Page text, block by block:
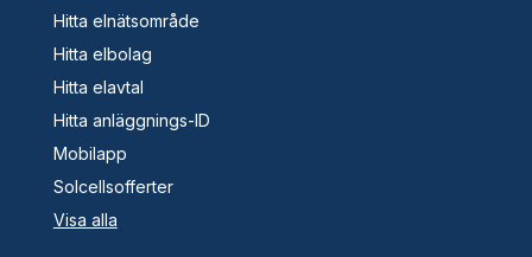
Hitta elnätsområde
Hitta elbolag
Hitta elavtal
Hitta anläggnings-ID
Mobilapp
Solcellsofferter
Visa alla